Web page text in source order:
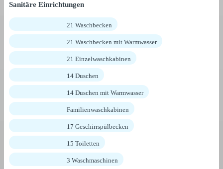
Sanitäre Einrichtungen
21 Waschbecken
21 Waschbecken mit Warmwasser
21 Einzelwaschkabinen
14 Duschen
14 Duschen mit Warmwasser
Familienwaschkabinen
17 Geschirrspülbecken
15 Toiletten
3 Waschmaschinen